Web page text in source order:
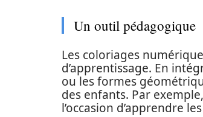
Un outil pédagogique
Les coloriages
d’apprentissage. En
ou les formes
des enfants. Par
l’occasion d’apprendre